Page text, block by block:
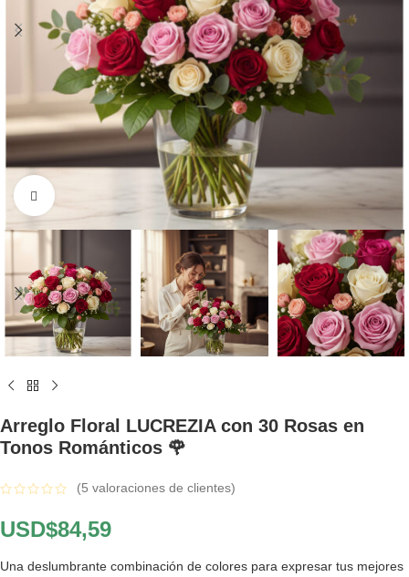
Arreglo Floral LUCREZIA con 30 Rosas en
Tonos Románticos 🌹
(5 valoraciones de clientes)
USD$84,59
Una deslumbrante combinación de colores para expresar tus mejores